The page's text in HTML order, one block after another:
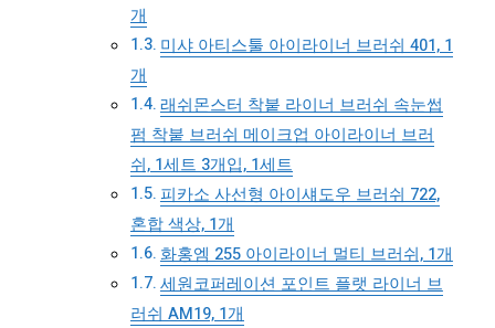
개
미샤 아티스툴 아이라이너 브러쉬 401, 1
개
래쉬몬스터 착붙 라이너 브러쉬 속눈썹
펌 착붙 브러쉬 메이크업 아이라이너 브러
쉬, 1세트 3개입, 1세트
피카소 사선형 아이섀도우 브러쉬 722,
혼합 색상, 1개
화홍엠 255 아이라이너 멀티 브러쉬, 1개
세원코퍼레이션 포인트 플랫 라이너 브
러쉬 AM19, 1개